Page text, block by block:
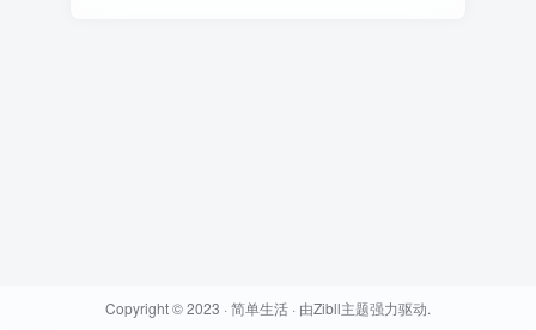
Copyright © 2023 · 简单生活 · 由Zibll主题强力驱动.